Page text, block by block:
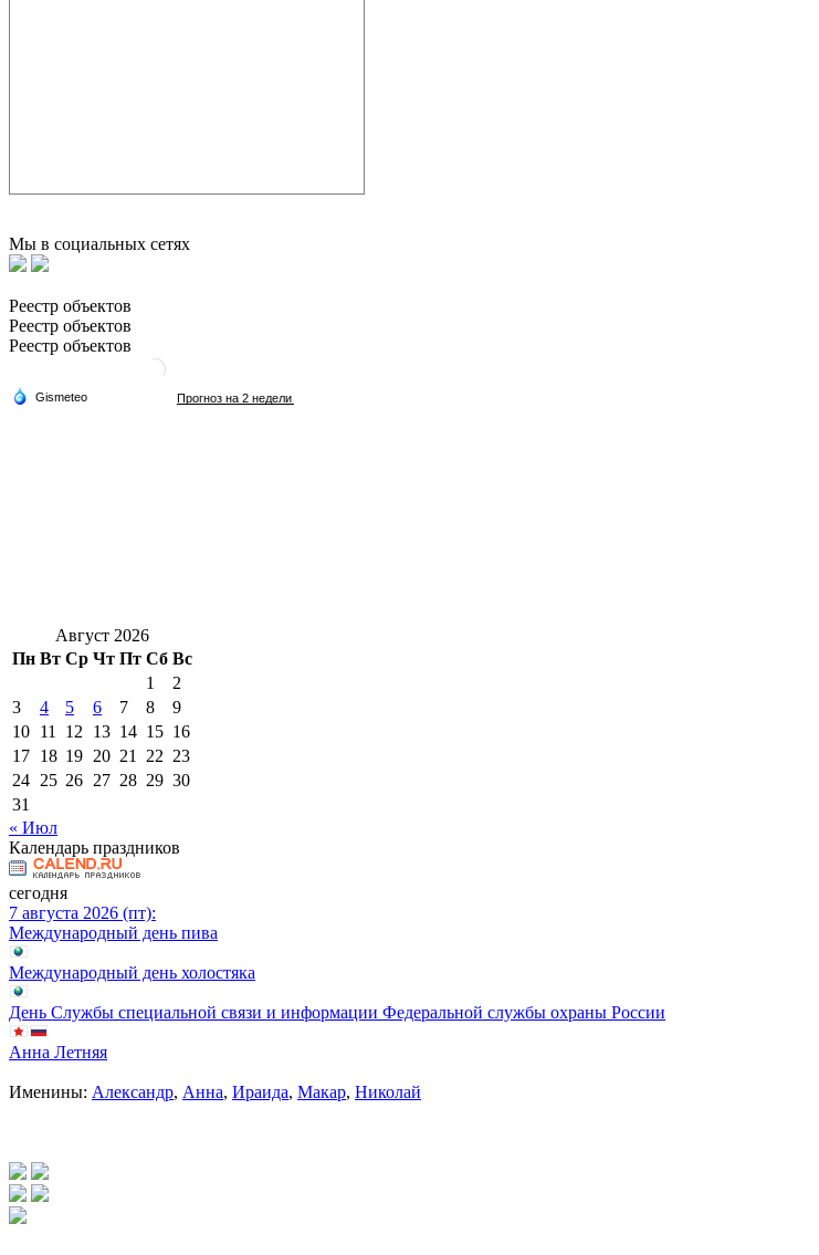
Мы в социальных сетях
Реестр объектов
Реестр объектов
Реестр объектов
Август 2026
Пн Вт Ср Чт Пт Сб Вс
1
2
3
4 5 6 7 8
9
10 11 12 13 14 15 16
17 18 19 20 21 22 23
24 25 26 27 28 29 30
31
« Июл
Календарь праздников
сегодня
7 августа 2026 (пт):
Международный день пива
Международный день холостяка
День Службы специальной связи и информации Федеральной службы охраны России
Анна Летняя
Именины: Александр, Анна, Ираида, Макар, Николай